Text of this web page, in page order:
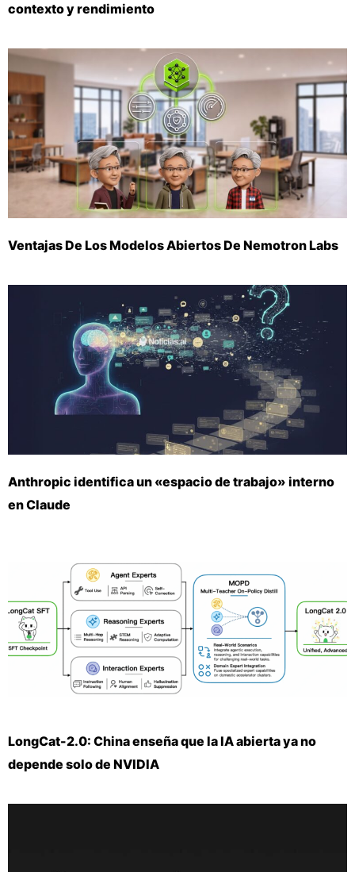
contexto y rendimiento
Ventajas De Los Modelos Abiertos De Nemotron Labs
Anthropic identifica un «espacio de trabajo» interno
en Claude
LongCat-2.0: China enseña que la IA abierta ya no
depende solo de NVIDIA